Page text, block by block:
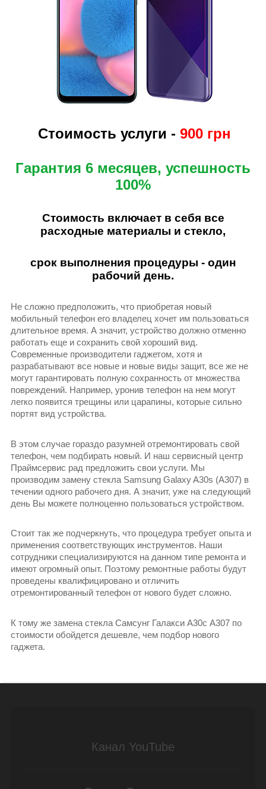
Стоимость услуги - 900 грн
Гарантия 6 месяцев, успешность
100%
Стоимость включает в себя все
расходные материалы и стекло,
срок выполнения процедуры - один
рабочий день.
Не сложно предположить, что приобретая новый
мобильный телефон его владелец хочет им пользоваться
длительное время. А значит, устройство должно отменно
работать еще и сохранить свой хороший вид.
Современные производители гаджетом, хотя и
разрабатывают все новые и новые виды защит, все же не
могут гарантировать полную сохранность от множества
повреждений. Например, уронив телефон на нем могут
легко появится трещины или царапины, которые сильно
портят вид устройства.
В этом случае гораздо разумней отремонтировать свой
телефон, чем подбирать новый. И наш сервисный центр
Праймсервис рад предложить свои услуги. Мы
производим замену стекла Samsung Galaxy A30s (A307) в
течении одного рабочего дня. А значит, уже на следующий
день Вы можете полноценно пользоваться устройством.
Стоит так же подчеркнуть, что процедура требует опыта и
применения соответствующих инструментов. Наши
сотрудники специализируются на данном типе ремонта и
имеют огромный опыт. Поэтому ремонтные работы будут
проведены квалифицировано и отличить
отремонтированный телефон от нового будет сложно.
К тому же замена стекла Самсунг Галакси А30с А307 по
стоимости обойдется дешевле, чем подбор нового
гаджета.
Канал YouTube